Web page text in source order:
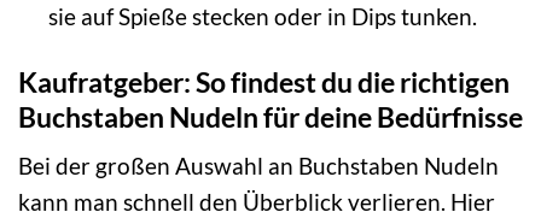
sie auf Spieße stecken oder in Dips tunken.
Kaufratgeber: So findest du die richtigen
Buchstaben Nudeln für deine Bedürfnisse
Bei der großen Auswahl an Buchstaben Nudeln
kann man schnell den Überblick verlieren. Hier